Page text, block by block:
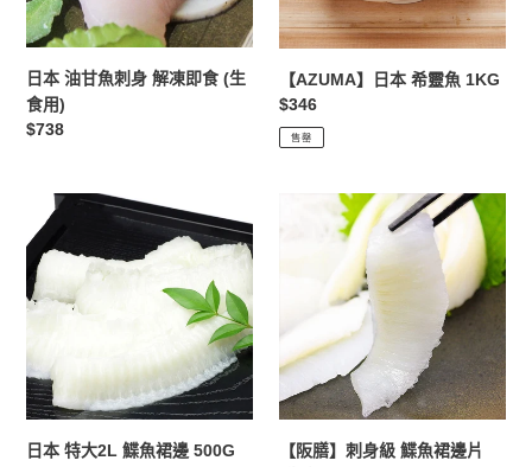
解
凍
即
食
(生
日本 油甘魚刺身 解凍即食 (生
食用)
定
$738
【AZUMA】日本 希靈魚 1KG
定
價
$346
售罄
本
特
大
2L
裙
邊
500G
日本 特大2L 鰈魚裙邊 500G
膳】
鰈
魚
邊
片
【阪膳】刺身級 鰈魚裙邊片